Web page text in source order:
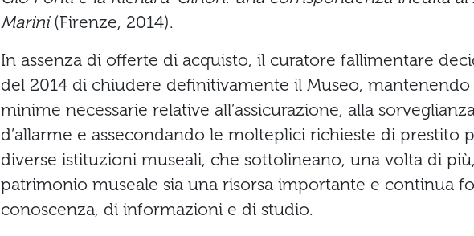
Marini(Firenze, 2014).
In assenza di offerte di acquisto, il curatore fallimentare
del 2014 di chiudere definitivamente il Museo, mantenendo
minime necessarie relative all’assicurazione, alla
d’allarme e assecondando le molteplici richieste di prestito
diverse istituzioni museali, che sottolineano, una volta di
patrimonio museale sia una risorsa importante e continua
conoscenza, di informazioni e di studio.